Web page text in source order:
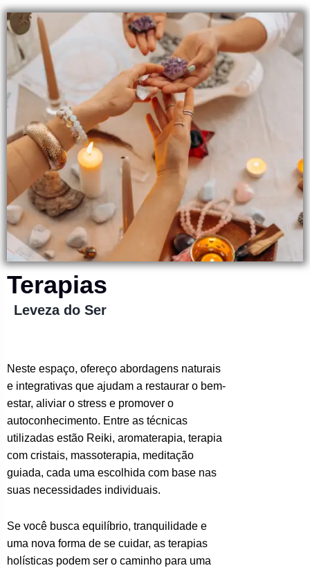
Terapias
Leveza do Ser
Neste espaço, ofereço abordagens naturais
e integrativas que ajudam a restaurar o bem-
estar, aliviar o stress e promover o
autoconhecimento. Entre as técnicas
utilizadas estão Reiki, aromaterapia, terapia
com cristais, massoterapia, meditação
guiada, cada uma escolhida com base nas
suas necessidades individuais.
Se você busca equilíbrio, tranquilidade e
uma nova forma de se cuidar, as terapias
holísticas podem ser o caminho para uma